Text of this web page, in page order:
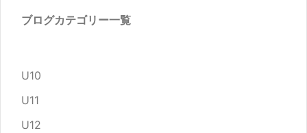
ブログカテゴリー一覧
U10
U11
U12